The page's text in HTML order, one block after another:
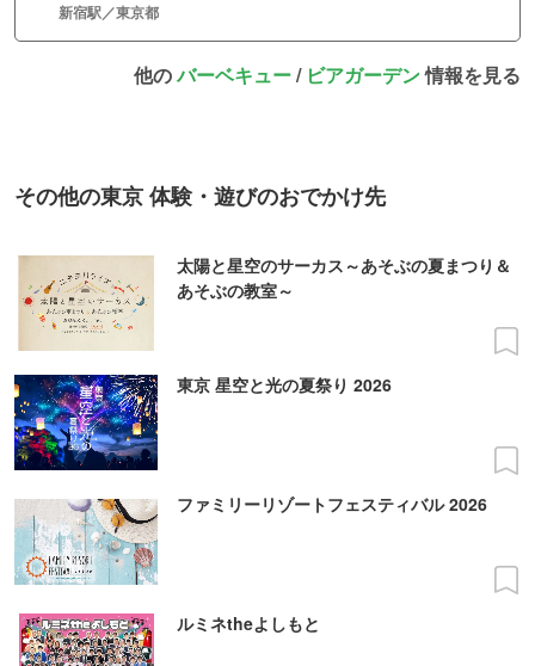
新宿駅／東京都
他のバーベキュー/ ビアガーデン情報を見る
その他の東京 体験・遊びのおでかけ先
太陽と星空のサーカス～あそぶの夏まつり＆
あそぶの教室～
東京 星空と光の夏祭り 2026
ファミリーリゾートフェスティバル 2026
ルミネtheよしもと